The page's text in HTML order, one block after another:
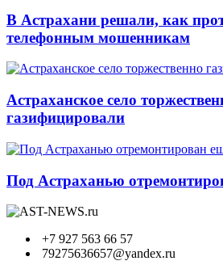
В Астрахани решали, как
телефонным мошенникам
Астраханское село
газифицировали
Под Астраханью
+7 927 563 66 57
79275636657@yandex.ru